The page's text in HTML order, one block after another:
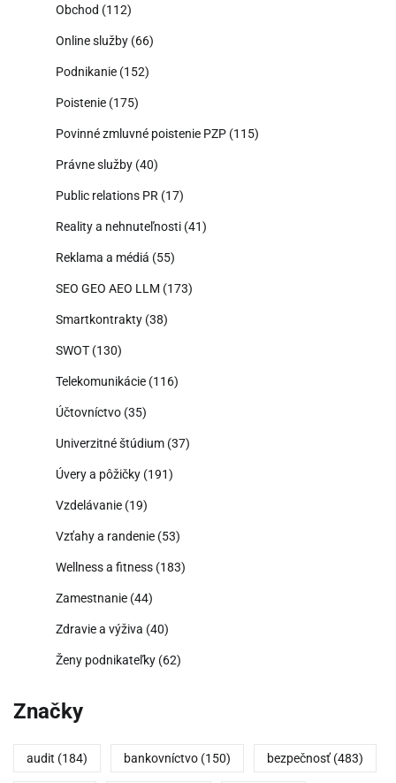
Obchod (112)
Online služby (66)
Podnikanie (152)
Poistenie (175)
Povinné zmluvné poistenie PZP (115)
Právne služby (40)
Public relations PR (17)
Reality a nehnuteľnosti (41)
Reklama a médiá (55)
SEO GEO AEO LLM (173)
Smartkontrakty (38)
SWOT (130)
Telekomunikácie (116)
Účtovníctvo (35)
Univerzitné štúdium (37)
Úvery a pôžičky (191)
Vzdelávanie (19)
Vzťahy a randenie (53)
Wellness a fitness (183)
Zamestnanie (44)
Zdravie a výživa (40)
Ženy podnikateľky (62)
Značky
audit (184) bankovníctvo (150) bezpečnosť (483)